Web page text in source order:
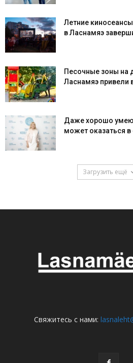
Летние
в Ласнамяэ
Песочные зоны на
Ласнамяэ привели
Даже хорошо
может оказаться в
Загрузить ещё
Свяжитесь с нами: